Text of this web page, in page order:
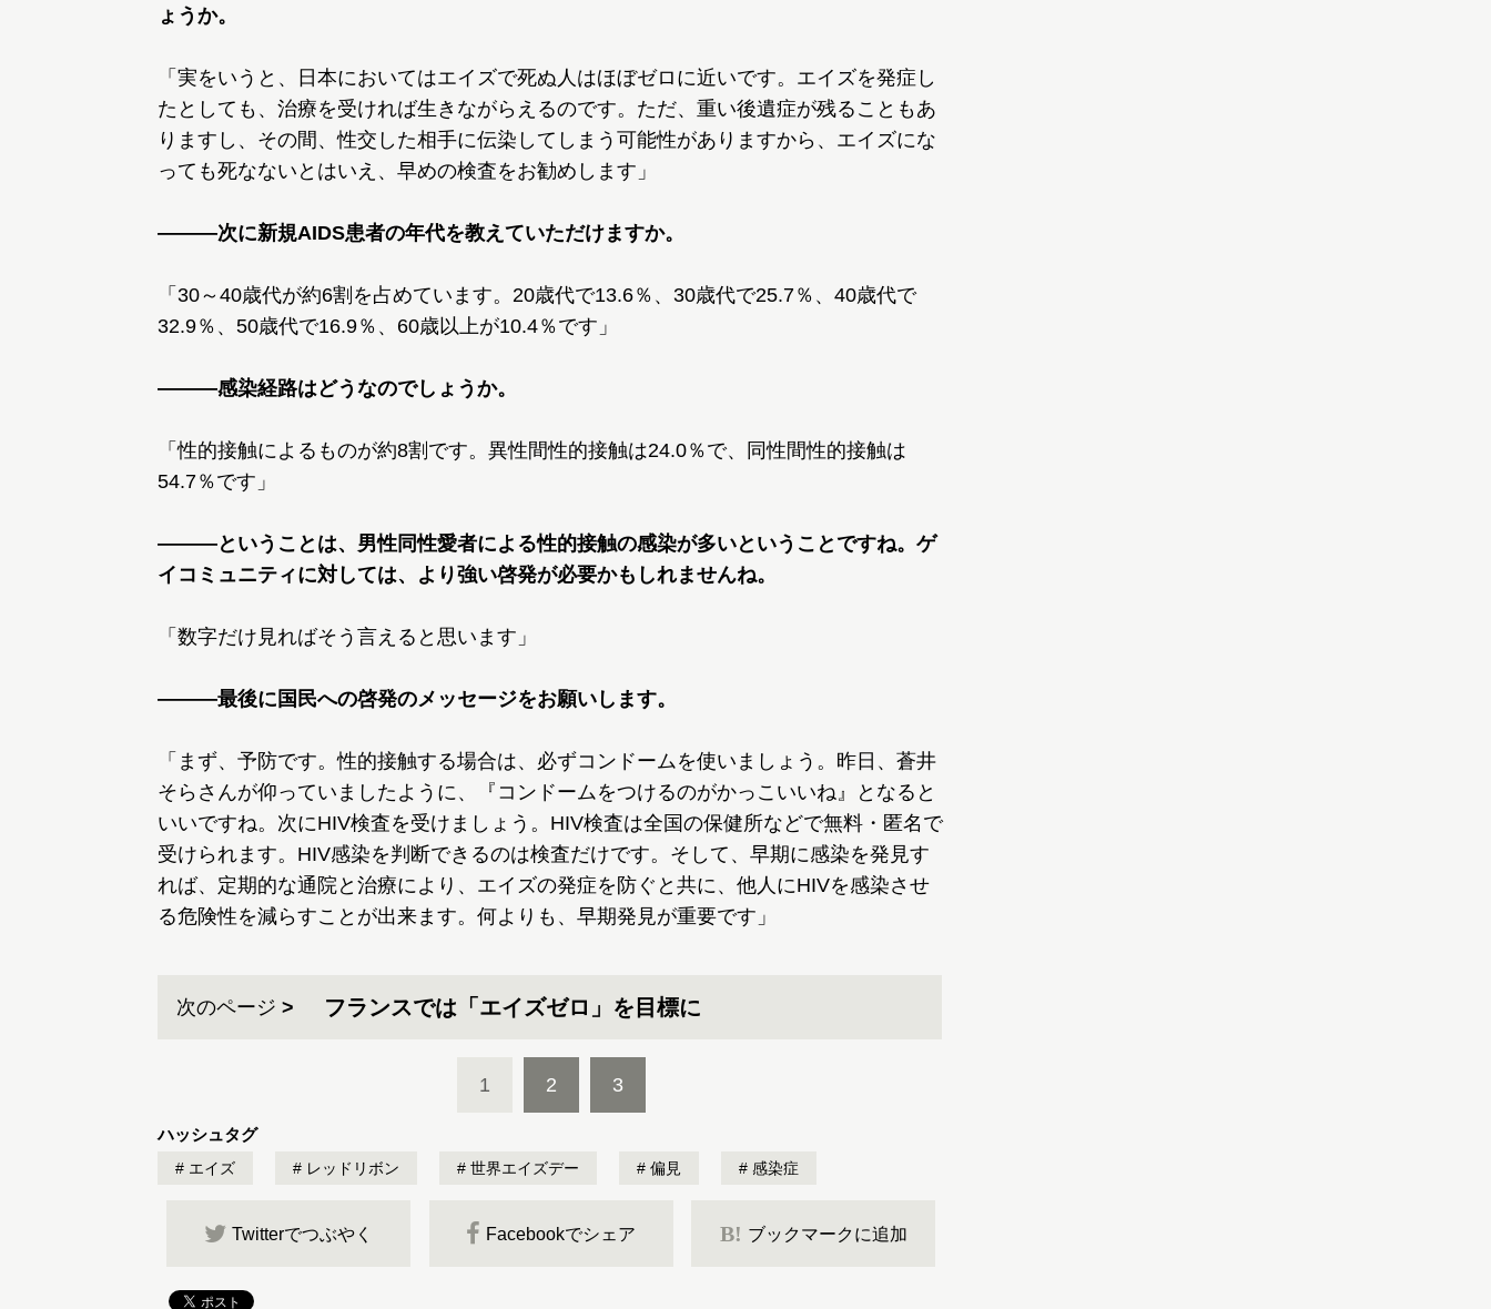
ょうか。
「実をいうと、日本においてはエイズで死ぬ人はほぼゼロに近いです。エイズを発症し
たとしても、治療を受ければ生きながらえるのです。ただ、重い後遺症が残ることもあ
りますし、その間、性交した相手に伝染してしまう可能性がありますから、エイズにな
っても死なないとはいえ、早めの検査をお勧めします」
―――次に新規AIDS患者の年代を教えていただけますか。
「30～40歳代が約6割を占めています。20歳代で13.6％、30歳代で25.7％、40歳代で
32.9％、50歳代で16.9％、60歳以上が10.4％です」
―――感染経路はどうなのでしょうか。
「性的接触によるものが約8割です。異性間性的接触は24.0％で、同性間性的接触は
54.7％です」
―――ということは、男性同性愛者による性的接触の感染が多いということですね。ゲ
イコミュニティに対しては、より強い啓発が必要かもしれませんね。
「数字だけ見ればそう言えると思います」
―――最後に国民への啓発のメッセージをお願いします。
「まず、予防です。性的接触する場合は、必ずコンドームを使いましょう。昨日、蒼井
そらさんが仰っていましたように、『コンドームをつけるのがかっこいいね』となると
いいですね。次にHIV検査を受けましょう。HIV検査は全国の保健所などで無料・匿名で
受けられます。HIV感染を判断できるのは検査だけです。そして、早期に感染を発見す
れば、定期的な通院と治療により、エイズの発症を防ぐと共に、他人にHIVを感染させ
る危険性を減らすことが出来ます。何よりも、早期発見が重要です」
次のページ フランスでは「エイズゼロ」を目標に
1 2 3
ハッシュタグ
エイズ レッドリボン 世界エイズデー 偏見 感染症
Twitterでつぶやく Facebookでシェア B! ブックマークに追加